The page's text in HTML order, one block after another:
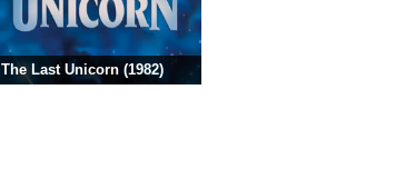
The Last Unicorn (1982)